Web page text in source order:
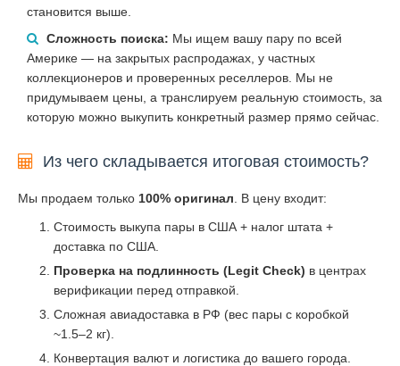
становится выше.
Сложность поиска: Мы ищем вашу пару по всей
Америке — на закрытых распродажах, у частных
коллекционеров и проверенных реселлеров. Мы не
придумываем цены, а транслируем реальную стоимость, за
которую можно выкупить конкретный размер прямо сейчас.
Из чего складывается итоговая стоимость?
Мы продаем только 100% оригинал . В цену входит:
Стоимость выкупа пары в США + налог штата +
доставка по США.
Проверка на подлинность (Legit Check) в центрах
верификации перед отправкой.
Сложная авиадоставка в РФ (вес пары с коробкой
~1.5–2 кг).
Конвертация валют и логистика до вашего города.